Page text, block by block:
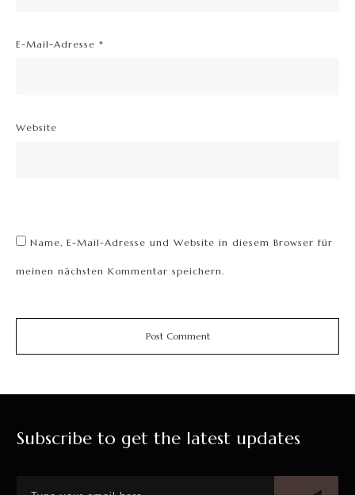
E-Mail-Adresse *
Website
Name, E-Mail-Adresse und Website in diesem Browser für
meinen nächsten Kommentar speichern.
Post Comment
Subscribe to get the latest updates